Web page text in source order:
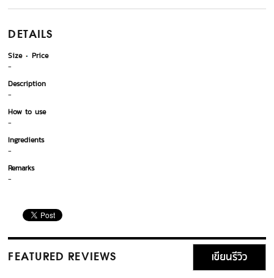
DETAILS
Size
Price
-
Description
-
How to use
-
Ingredients
-
Remarks
-
FEATURED REVIEWS เขียนรีวิว